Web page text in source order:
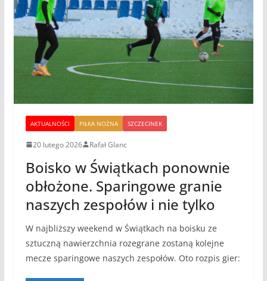
AKTUALNOŚCI PIŁKA NOŻNA SZCZECINEK
20 lutego 2026 Rafał Glanc
Boisko w Świątkach ponownie
obłożone. Sparingowe granie
naszych zespołów i nie tylko
W najbliższy weekend w Świątkach na boisku ze
sztuczną nawierzchnia rozegrane zostaną kolejne
mecze sparingowe naszych zespołów. Oto rozpis gier: